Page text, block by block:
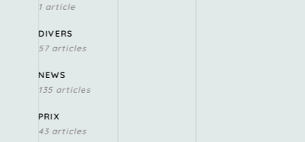
1 article
DIVERS
57 articles
NEWS
135 articles
PRIX
43 articles